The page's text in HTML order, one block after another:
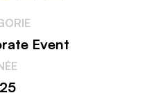
Event